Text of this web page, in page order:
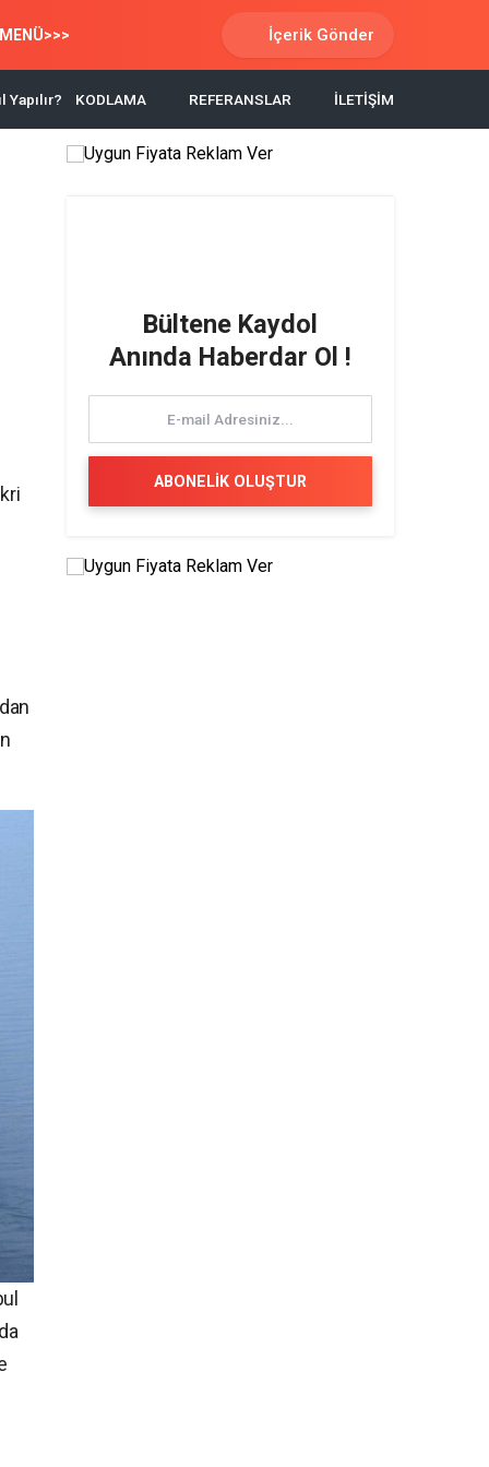
İçerik Gönder
Yapılır? KODLAMA REFERANSLAR İLETİŞİM
Bültene Kaydol
Anında Haberdar Ol !
ABONELİK OLUŞTUR